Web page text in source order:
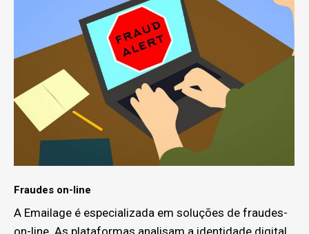
Fraudes on-line
A Emailage é especializada em soluções de fraudes-
on-line. As plataformas analisam a identidade digital